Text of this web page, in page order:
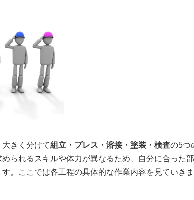
きく分けて組立・プレス・溶接・塗装・検査の5つ
られるスキルや体力が異なるため、自分に合った
。ここでは各工程の具体的な作業内容を見ていきま